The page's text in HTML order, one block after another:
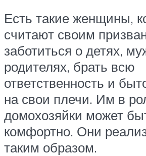
Есть такие женщины,
считают своим
заботиться о детях,
родителях, брать всю
ответственность и
на свои плечи. Им в
домохозяйки может
комфортно. Они
таким образом.